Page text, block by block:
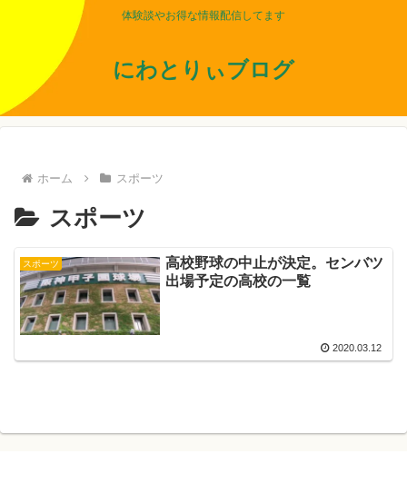
体験談やお得な情報配信してます
にわとりぃブログ
ホーム スポーツ
スポーツ
スポーツ
高校野球の中止が決定。センバツ
出場予定の高校の一覧
2020.03.12